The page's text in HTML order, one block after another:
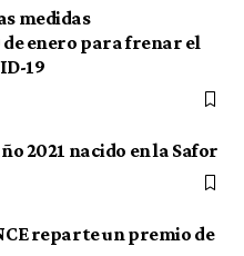
medidas
enero para frenar el
19
2021 nacido en la Safor
reparte un premio de